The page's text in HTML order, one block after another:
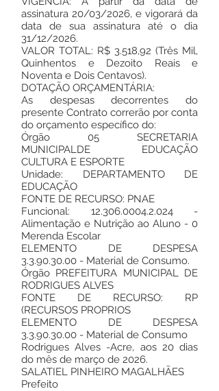
assinatura 20/03/2026, e vigorará da
data de sua assinatura até o dia
31/12/2026.
VALOR TOTAL: R$ 3.518,92 (Três Mil,
Quinhentos e Dezoito Reais e
Noventa e Dois Centavos).
DOTAÇÃO ORÇAMENTÁRIA:
As despesas decorrentes do
presente Contrato correrão por conta
do orçamento específico do:
Órgão 05 SECRETARIA
MUNICIPALDE EDUCAÇÃO
CULTURA E ESPORTE
Unidade: DEPARTAMENTO DE
EDUCAÇÃO
FONTE DE RECURSO: PNAE
Funcional: 12.306.0004.2.024-
Alimentação e Nutrição ao Aluno - 0
Merenda Escolar
ELEMENTO DE DESPESA
3.3.90.30.00 - Material de Consumo.
Órgão PREFEITURA MUNICIPAL DE
RODRIGUES ALVES
FONTE DE RECURSO: RP
(RECURSOS PROPRIOS
ELEMENTO DE DESPESA
3.3.90.30.00 - Material de Consumo
Rodrigues Alves -Acre, aos 20 dias
do mês de março de 2026.
SALATIEL PINHEIRO MAGALHÃES
Prefeito